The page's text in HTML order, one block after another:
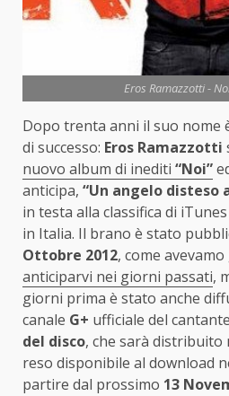
Eros Ramazzotti -
Dopo trenta anni il suo nome
di successo: Eros Ramazzotti
nuovo album di inediti “Noi”
anticipa, “Un angelo disteso
in testa alla classifica di
in Italia. Il brano è stato
Ottobre 2012, come
anticiparvi nei giorni passati,
giorni prima è stato anche
canale G+ ufficiale del
del disco, che sarà distribuito
reso disponibile al download
partire dal prossimo 13